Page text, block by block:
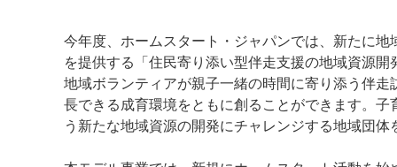
今年度、ホームスタート・ジャパンでは、新たに
を提供する「住民寄り添い型伴走支援の地域資源
地域ボランティアが親子一緒の時間に寄り添う伴
長できる成育環境をともに創ることができます。
う新たな地域資源の開発にチャレンジする地域団体